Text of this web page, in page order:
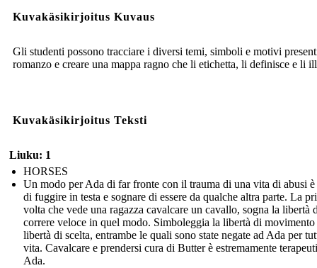
Kuvakäsikirjoitus Kuvaus
Gli studenti possono tracciare i diversi temi, simboli e motivi
romanzo e creare una mappa ragno che li etichetta, li definisce e li
Kuvakäsikirjoitus Teksti
Liuku: 1
HORSES
Un modo per Ada di far fronte con il trauma di una vita di abusi
di fuggire in testa e sognare di essere da qualche altra parte. La
volta che vede una ragazza cavalcare un cavallo, sogna la libertà
correre veloce in quel modo. Simboleggia la libertà di movimento
libertà di scelta, entrambe le quali sono state negate ad Ada per
vita. Cavalcare e prendersi cura di Butter è estremamente
Ada.